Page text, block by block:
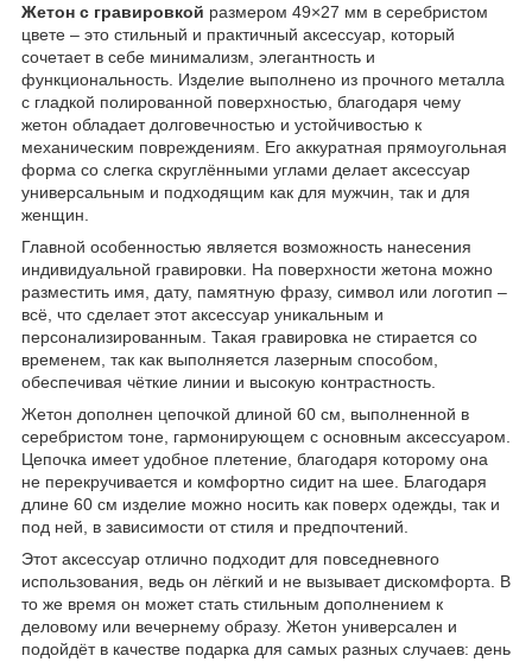
Жетон с гравировкой размером 49×27 мм в серебристом
цвете – это стильный и практичный аксессуар, который
сочетает в себе минимализм, элегантность и
функциональность. Изделие выполнено из прочного металла
с гладкой полированной поверхностью, благодаря чему
жетон обладает долговечностью и устойчивостью к
механическим повреждениям. Его аккуратная прямоугольная
форма со слегка скруглёнными углами делает аксессуар
универсальным и подходящим как для мужчин, так и для
женщин.
Главной особенностью является возможность нанесения
индивидуальной гравировки. На поверхности жетона можно
разместить имя, дату, памятную фразу, символ или логотип –
всё, что сделает этот аксессуар уникальным и
персонализированным. Такая гравировка не стирается со
временем, так как выполняется лазерным способом,
обеспечивая чёткие линии и высокую контрастность.
Жетон дополнен цепочкой длиной 60 см, выполненной в
серебристом тоне, гармонирующем с основным аксессуаром.
Цепочка имеет удобное плетение, благодаря которому она
не перекручивается и комфортно сидит на шее. Благодаря
длине 60 см изделие можно носить как поверх одежды, так и
под ней, в зависимости от стиля и предпочтений.
Этот аксессуар отлично подходит для повседневного
использования, ведь он лёгкий и не вызывает дискомфорта. В
то же время он может стать стильным дополнением к
деловому или вечернему образу. Жетон универсален и
подойдёт в качестве подарка для самых разных случаев: день